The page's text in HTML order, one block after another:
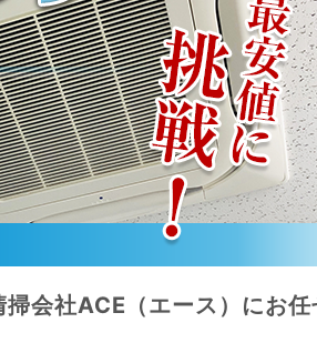
会社ACE（エース）にお任